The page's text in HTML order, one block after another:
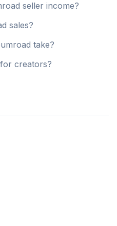
seller income?
sales?
take?
creators?